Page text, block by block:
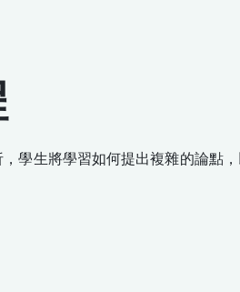
學生將學習如何提出複雜的論點